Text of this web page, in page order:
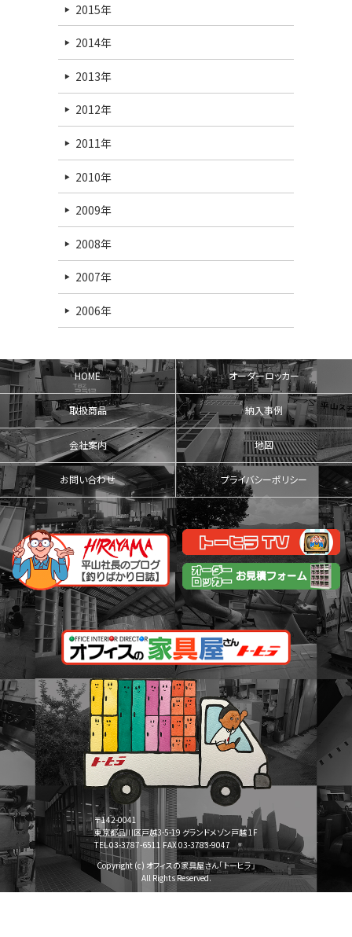
2015年
2014年
2013年
2012年
2011年
2010年
2009年
2008年
2007年
2006年
HOME オーダーロッカー
取扱商品 納入事例
会社案内 地図
お問い合わせ プライバシーポリシー
〒142-0041
東京都品川区戸越3-5-19 グランドメゾン戸越 1F
TEL 03-3787-6511 FAX 03-3783-9047
Copyright (c) オフィスの家具屋さん「トーヒラ」
All Rights Reserved.